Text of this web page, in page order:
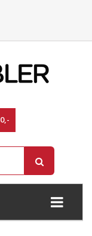
0,-